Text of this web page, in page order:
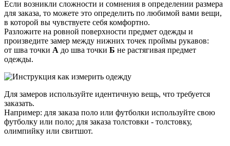
Если возникли сложности и сомнения в определении размера
для заказа, то можете это определить по любимой вами вещи,
в которой вы чувствуете себя комфортно.
Разложите на ровной поверхности предмет одежды и
произведите замер между нижних точек проймы рукавов:
от шва точки А до шва точки Б не растягивая предмет
одежды.
Для замеров используйте идентичную вещь, что требуется
заказать.
Например: для заказа поло или футболки используйте свою
футболку или поло; для заказа толстовки - толстовку,
олимпийку или свитшот.